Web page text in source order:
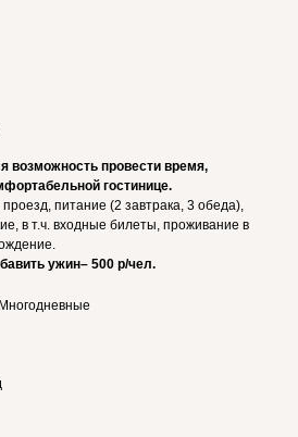
возможность провести время,
гостинице.
проезд, питание (2 завтрака, 3 обеда),
в т.ч. входные билеты, проживание в
ужин– 500 р/чел.